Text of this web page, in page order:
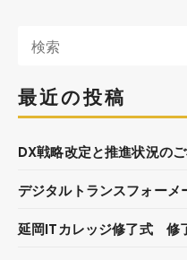
最近の投稿
DX戦略改定と推進状況の
デジタルトランスフォー
延岡ITカレッジ修了式 修